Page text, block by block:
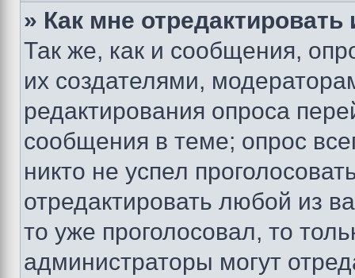
» Как мне
Так же, как и сообщения,
их создателями,
редактирования опроса
сообщения в теме; опрос
никто не успел
отредактировать любой из
то уже проголосовал, то
администраторы могут